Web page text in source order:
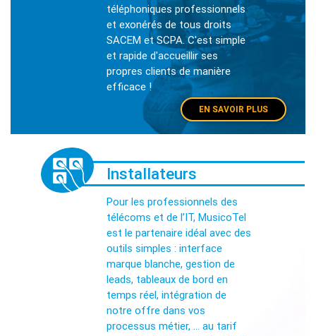
téléphoniques professionnels
et exonérés de tous droits
SACEM et SCPA. C'est simple
et rapide d'accueillir ses
propres clients de manière
efficace !
EN SAVOIR PLUS
Installateurs
Pour les professionnels des
télécoms et de l’IT, MusicoTel
est le partenaire idéal avec des
outils simples : interface
marque blanche, gestion de
leads, tableaux de bord en
temps réel, intégration de
notre offre dans vos
processus métier, … au tarif